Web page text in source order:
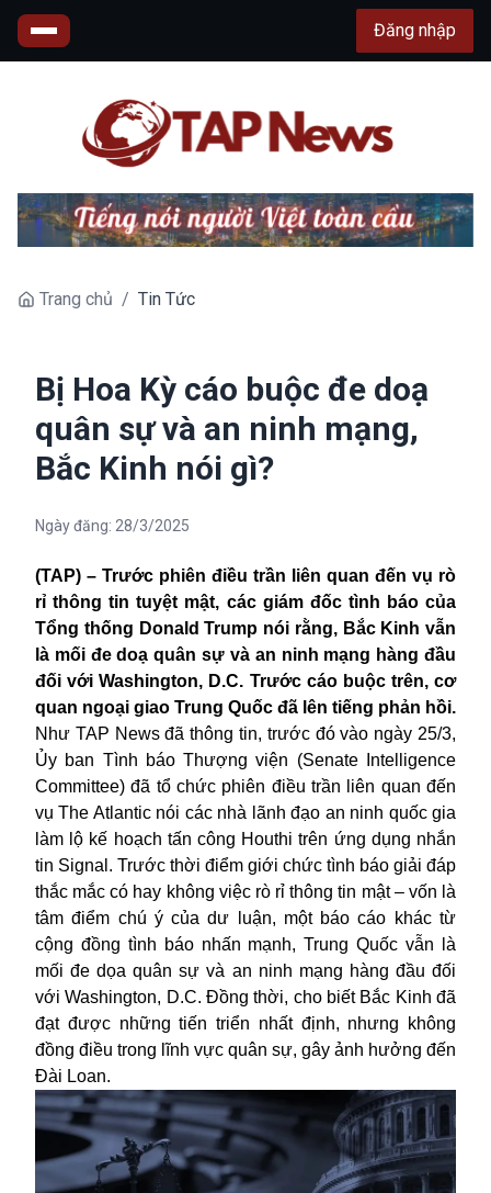
Đăng nhập
Trang chủ / Tin Tức
Bị Hoa Kỳ cáo buộc đe doạ
quân sự và an ninh mạng,
Bắc Kinh nói gì?
Ngày đăng: 28/3/2025
(TAP) – Trước phiên điều trần liên quan đến vụ rò
rỉ thông tin tuyệt mật, các giám đốc tình báo của
Tổng thống Donald Trump nói rằng, Bắc Kinh vẫn
là mối đe doạ quân sự và an ninh mạng hàng đầu
đối với Washington, D.C. Trước cáo buộc trên, cơ
quan ngoại giao Trung Quốc đã lên tiếng phản hồi.
Như TAP News đã thông tin, trước đó vào ngày 25/3,
Ủy ban Tình báo Thượng viện (Senate Intelligence
Committee) đã tổ chức phiên điều trần liên quan đến
vụ The Atlantic nói các nhà lãnh đạo an ninh quốc gia
làm lộ kế hoạch tấn công Houthi trên ứng dụng nhắn
tin Signal. Trước thời điểm giới chức tình báo giải đáp
thắc mắc có hay không việc rò rỉ thông tin mật – vốn là
tâm điểm chú ý của dư luận, một báo cáo khác từ
cộng đồng tình báo nhấn mạnh, Trung Quốc vẫn là
mối đe dọa quân sự và an ninh mạng hàng đầu đối
với Washington, D.C. Đồng thời, cho biết Bắc Kinh đã
đạt được những tiến triển nhất định, nhưng không
đồng điều trong lĩnh vực quân sự, gây ảnh hưởng đến
Đài Loan.